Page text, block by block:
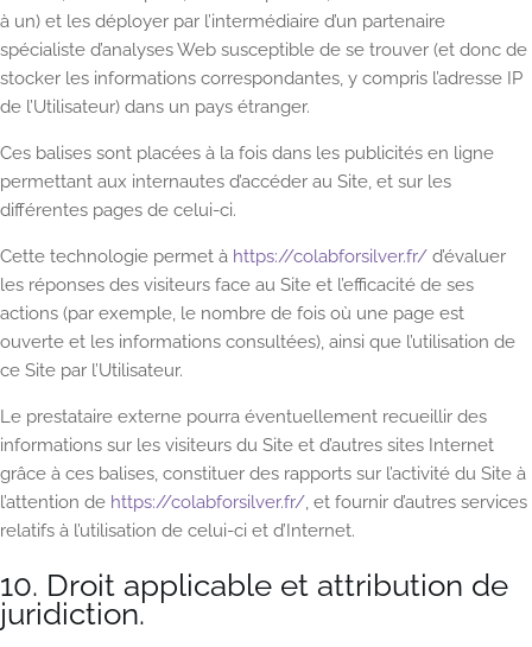
à un) et les déployer par l’intermédiaire d’un partenaire
spécialiste d’analyses Web susceptible de se trouver (et donc de
stocker les informations correspondantes, y compris l’adresse IP
de l’Utilisateur) dans un pays étranger.
Ces balises sont placées à la fois dans les publicités en ligne
permettant aux internautes d’accéder au Site, et sur les
différentes pages de celui-ci.
Cette technologie permet à https://colabforsilver.fr/ d’évaluer
les réponses des visiteurs face au Site et l’efficacité de ses
actions (par exemple, le nombre de fois où une page est
ouverte et les informations consultées), ainsi que l’utilisation de
ce Site par l’Utilisateur.
Le prestataire externe pourra éventuellement recueillir des
informations sur les visiteurs du Site et d’autres sites Internet
grâce à ces balises, constituer des rapports sur l’activité du Site à
l’attention de https://colabforsilver.fr/, et fournir d’autres services
relatifs à l’utilisation de celui-ci et d’Internet.
10. Droit applicable et attribution de
juridiction.